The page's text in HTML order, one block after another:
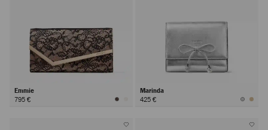
Emmie
795 €
Marinda
425 €